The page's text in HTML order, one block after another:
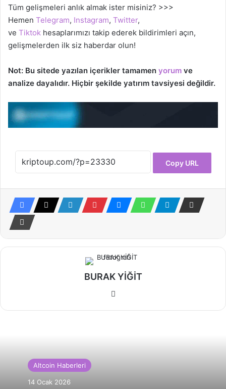
Tüm gelişmeleri anlık almak ister misiniz? >>>
Hemen Telegram, Instagram, Twitter,
ve Tiktok hesaplarımızı takip ederek bildirimleri açın,
gelişmelerden ilk siz haberdar olun!
Not: Bu sitede yazılan içerikler tamamen yorum ve
analize dayalıdır. Hiçbir şekilde yatırım tavsiyesi değildir.
Copy URL
BURAK YİĞİT
Altcoin Haberleri
14 Ocak 2026